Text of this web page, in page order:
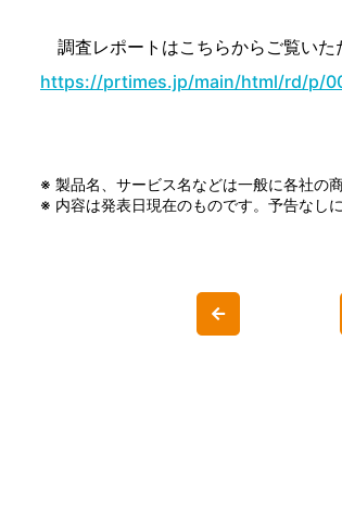
調査レポートはこちらからご覧いた
https://prtimes.jp/main/html/rd/p/
※ 製品名、サービス名などは一般に各社の
※ 内容は発表日現在のものです。予告なし